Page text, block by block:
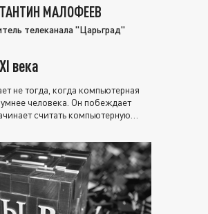
МАЛОФЕЕВ
телеканала "Царьград"
века
не тогда, когда компьютерная
человека. Он побеждает
считать компьютерную